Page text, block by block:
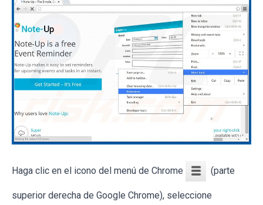
Haga clic en el icono del menú de Chrome (parte
superior derecha de Google Chrome), seleccione